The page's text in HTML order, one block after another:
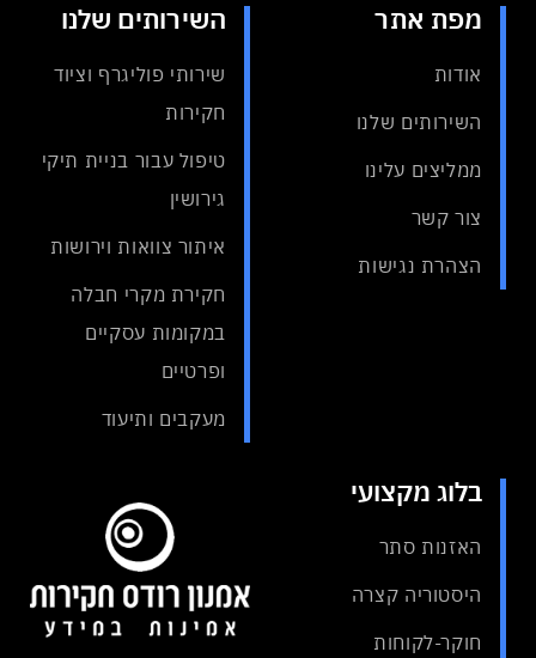
מפת אתר
אודות
השירותים שלנו
ממליצים עלינו
צור קשר
הצהרת נגישות
השירותים שלנו
שירותי פוליגרף וציוד
חקירות
טיפול עבור בניית תיקי
גירושין
איתור צוואות וירושות
חקירת מקרי חבלה
במקומות עסקיים
ופרטיים
מעקבים ותיעוד
בלוג מקצועי
האזנות סתר
היסטוריה קצרה
חוקר-לקוחות